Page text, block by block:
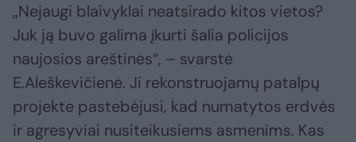
„Nejaugi blaivyklai neatsirado kitos vietos?
Juk ją buvo galima įkurti šalia policijos
naujosios areštinės“, – svarstė
E.Aleškevičienė. Ji rekonstruojamų patalpų
projekte pastebėjusi, kad numatytos erdvės
ir agresyviai nusiteikusiems asmenims. Kas